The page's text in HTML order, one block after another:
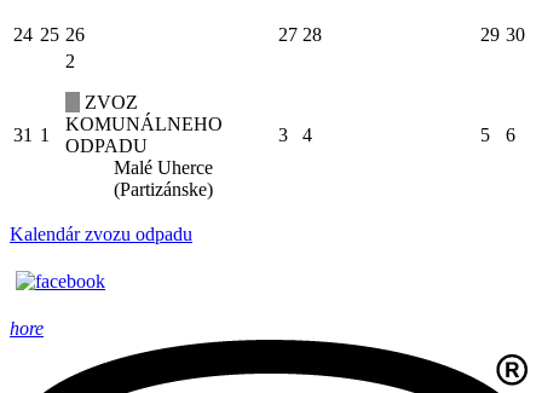
24 25 26 27 28 29 30
31 1
2
ZVOZ
KOMUNÁLNEHO
ODPADU
Malé Uherce
(Partizánske)
3 4 5 6
Kalendár zvozu odpadu
hore